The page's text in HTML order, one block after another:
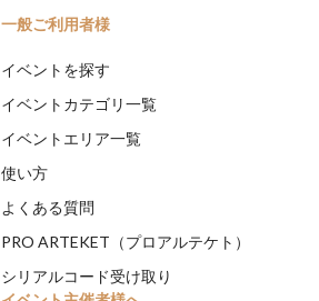
一般ご利用者様
イベントを探す
イベントカテゴリ一覧
イベントエリア一覧
使い方
よくある質問
PRO ARTEKET（プロアルテケト）
シリアルコード受け取り